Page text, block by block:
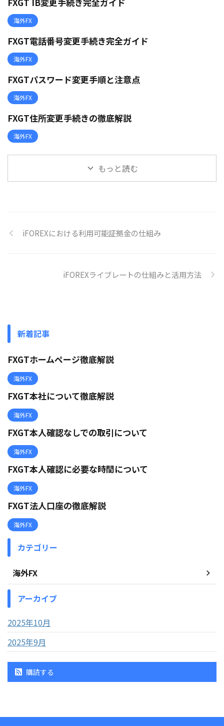
海外FX
FXGT電話番号変更手続き完全ガイド
海外FX
FXGTパスワード変更手順と注意点
海外FX
FXGT住所変更手続きの徹底解説
海外FX
もっと読む
iFOREXにおける利用可能証拠金の仕組み
iFOREXライブレートの仕組みと活用方法
新着記事
FXGTホームページ徹底解説
海外FX
FXGT本社について徹底解説
海外FX
FXGT本人確認なしでの取引について
海外FX
FXGT本人確認に必要な時間について
海外FX
FXGT法人口座の徹底解説
海外FX
カテゴリー
海外FX
アーカイブ
2025年10月
2025年9月
購読する